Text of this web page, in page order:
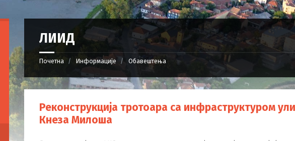
ЛИИД
Почетна Информације Обавештења
Реконструкција тротоара са инфраструктуром
Кнеза Милоша